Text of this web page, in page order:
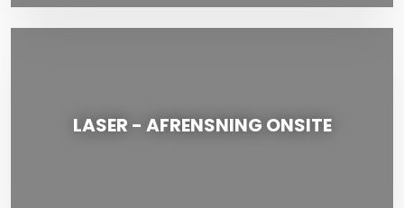
LASER - AFRENSNING ONSITE